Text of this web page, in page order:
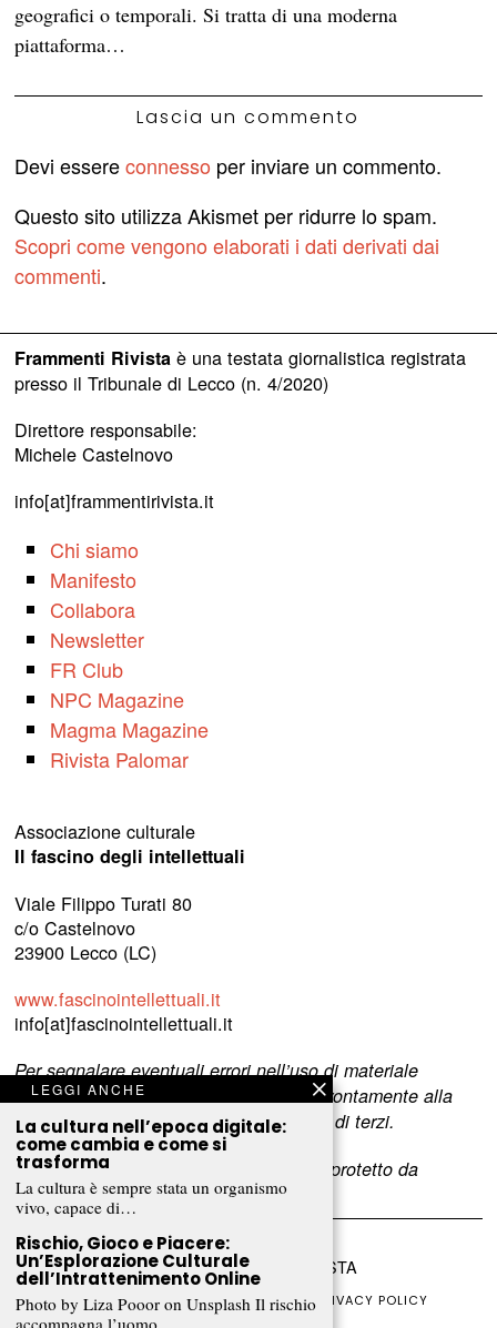
geografici o temporali. Si tratta di una moderna
piattaforma…
Lascia un commento
Devi essereconnesso per inviare un commento.
Questo sito utilizza Akismet per ridurre lo spam.
Scopri come vengono elaborati i dati derivati dai
commenti.
Frammenti Rivistaè una testata giornalistica registrata
presso il Tribunale di Lecco (n. 4/2020)
Direttore responsabile:
Michele Castelnovo
info[at]frammentirivista.it
Chi siamo
Manifesto
Collabora
Newsletter
FR Club
NPC Magazine
Magma Magazine
Rivista Palomar
Associazione culturale
Il fascino degli intellettuali
Viale Filippo Turati 80
c/o Castelnovo
23900 Lecco (LC)
www.fascinointellettuali.it
info[at]fascinointellettuali.it
Per segnalare eventuali errori nell’uso di materiale
riservato,scriveteci
e provvederemo prontamente alla
rimozione del materiale lesivo dei diritti di terzi.
L’intero contenuto di questo sito web è protetto da
copyright.
©2026FRAMMENTI RIVISTA
CHI SIAMO FR CLUB COLLABORA
PRIVACY POLICY
COOKIE POLICY
LEGGI ANCHE
La cultura nell’epoca digitale:
come cambia e come si
trasforma
La cultura è sempre stata un organismo
vivo, capace di…
Rischio, Gioco e Piacere:
Un’Esplorazione Culturale
dell’Intrattenimento Online
Photo by Liza Pooor on Unsplash Il rischio
accompagna l’uomo…